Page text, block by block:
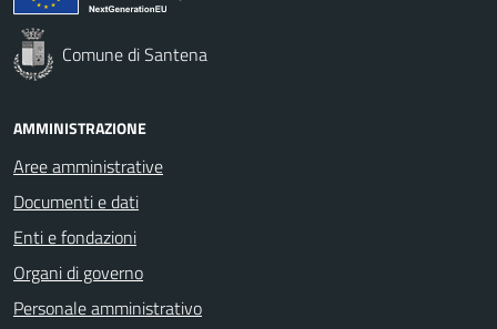
Comune di Santena
AMMINISTRAZIONE
Aree amministrative
Documenti e dati
Enti e fondazioni
Organi di governo
Personale amministrativo